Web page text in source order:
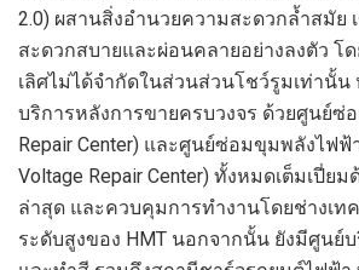
2.0) ผสานสิ่งอำนวยความสะดวกล้ำสมัย
สะดวกสบายและผ่อนคลายอย่างลงตัว
เลิศไม่ได้จำกัดในส่วนส่วนโชว์รูมเท่านั้น
บริการหลังการขายครบวงจร ด้วยศูนย์ซ่
Repair Center) และศูนย์ซ่อมขุมพลังไฟฟ้
Voltage Repair Center) ทั้งหมดเต็มเปี่ยม
ล่าสุด และควบคุมการทำงานโดยช่างเท
ระดับสูงของ HMT นอกจากนั้น ยังมีศูนย์